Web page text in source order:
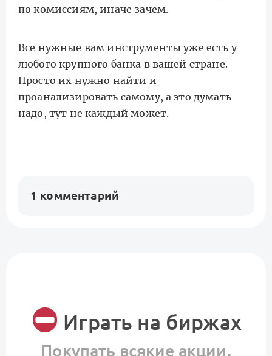
по комиссиям, иначе зачем.
Все нужные вам инструменты уже есть у
любого крупного банка в вашей стране.
Просто их нужно найти и
проанализировать самому, а это думать
надо, тут не каждый может.
1 комментарий
Играть на биржах
Покупать всякие акции,